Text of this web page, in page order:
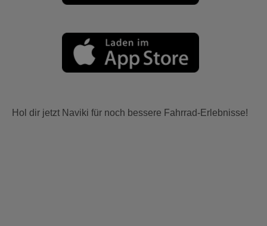
Hol dir jetzt Naviki für noch bessere Fahrrad-Erlebnisse!